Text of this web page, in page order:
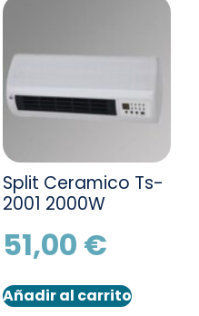
Split Ceramico Ts-
2001 2000W
51,00 €
Añadir al carrito